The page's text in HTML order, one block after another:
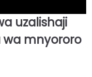
uzalishaji
mnyororo